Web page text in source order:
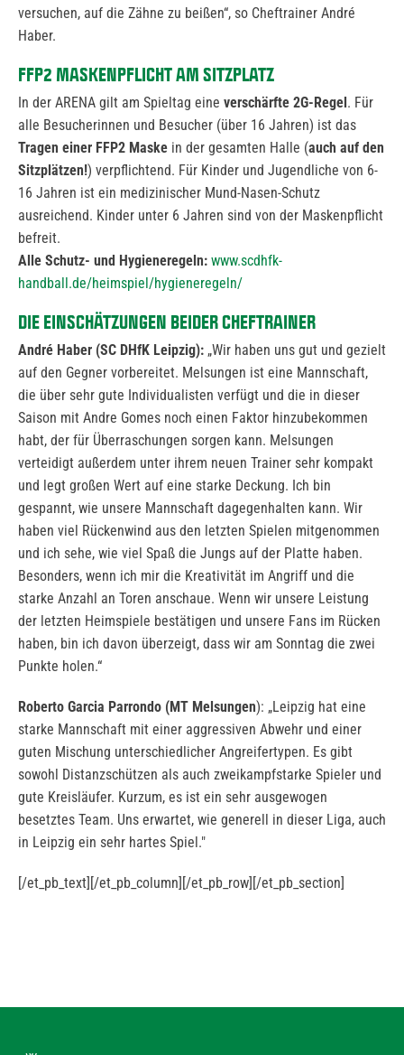
versuchen, auf die Zähne zu beißen“, so Cheftrainer André
Haber.
FFP2 MASKENPFLICHT AM SITZPLATZ
In der ARENA gilt am Spieltag eine verschärfte 2G-Regel . Für
alle Besucherinnen und Besucher (über 16 Jahren) ist das
Tragen einer FFP2 Maske in der gesamten Halle (auch auf den
Sitzplätzen!) verpflichtend. Für Kinder und Jugendliche von 6-
16 Jahren ist ein medizinischer Mund-Nasen-Schutz
ausreichend. Kinder unter 6 Jahren sind von der Maskenpflicht
befreit.
Alle Schutz- und Hygieneregeln: www.scdhfk-
handball.de/heimspiel/hygieneregeln/
DIE EINSCHÄTZUNGEN BEIDER CHEFTRAINER
André Haber (SC DHfK Leipzig): „Wir haben uns gut und gezielt
auf den Gegner vorbereitet. Melsungen ist eine Mannschaft,
die über sehr gute Individualisten verfügt und die in dieser
Saison mit Andre Gomes noch einen Faktor hinzubekommen
habt, der für Überraschungen sorgen kann. Melsungen
verteidigt außerdem unter ihrem neuen Trainer sehr kompakt
und legt großen Wert auf eine starke Deckung. Ich bin
gespannt, wie unsere Mannschaft dagegenhalten kann. Wir
haben viel Rückenwind aus den letzten Spielen mitgenommen
und ich sehe, wie viel Spaß die Jungs auf der Platte haben.
Besonders, wenn ich mir die Kreativität im Angriff und die
starke Anzahl an Toren anschaue. Wenn wir unsere Leistung
der letzten Heimspiele bestätigen und unsere Fans im Rücken
haben, bin ich davon überzeigt, dass wir am Sonntag die zwei
Punkte holen.“
Roberto Garcia Parrondo (MT Melsungen): „Leipzig hat eine
starke Mannschaft mit einer aggressiven Abwehr und einer
guten Mischung unterschiedlicher Angreifertypen. Es gibt
sowohl Distanzschützen als auch zweikampfstarke Spieler und
gute Kreisläufer. Kurzum, es ist ein sehr ausgewogen
besetztes Team. Uns erwartet, wie generell in dieser Liga, auch
in Leipzig ein sehr hartes Spiel."
[/et_pb_text][/et_pb_column][/et_pb_row][/et_pb_section]